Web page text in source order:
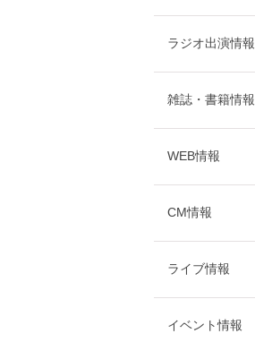
ラジオ出演情報
雑誌・書籍情報
WEB情報
CM情報
ライブ情報
イベント情報